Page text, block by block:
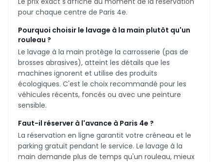
pour chaque centre de Paris 4e.
Pourquoi choisir le lavage à la main plutôt qu'un
rouleau ?
Le lavage à la main protège la carrosserie (pas de
brosses abrasives), atteint les détails que les
machines ignorent et utilise des produits
écologiques. C'est le choix recommandé pour les
véhicules récents, foncés ou avec une peinture
sensible.
Faut-il réserver à l'avance à Paris 4e ?
La réservation en ligne garantit votre créneau et le
parking gratuit pendant le service. Le lavage à la
main demande plus de temps qu'un rouleau, mieux